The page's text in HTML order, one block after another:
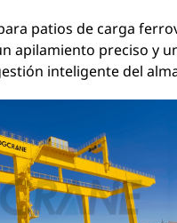
patios de carga
apilamiento preciso y
inteligente del